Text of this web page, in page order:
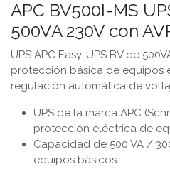
APC BV500I-MS
500VA 230V con
UPS APC Easy-UPS BV de
protección básica de equipos
regulación automática de
UPS de la marca APC
protección eléctrica de
Capacidad de 500 VA /
equipos básicos.